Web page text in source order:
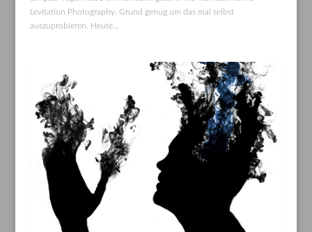
Levitation Photography. Grund genug um das mal selbst
auszuprobieren. Heute...